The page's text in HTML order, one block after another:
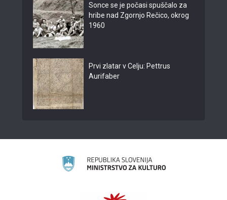
Sonce se je počasi spuščalo za
hribe nad Zgornjo Rečico, okrog
1960
Prvi zlatar v Celju: Pettrus
Aurifaber